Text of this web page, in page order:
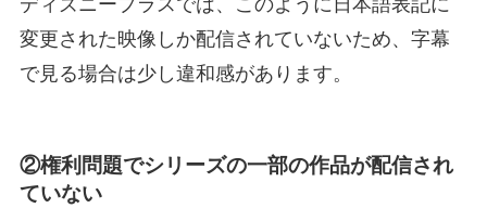
変更された映像しか配信されていないため、字幕
で見る場合は少し違和感があります。
②権利問題でシリーズの一部の作品が配信され
ていない